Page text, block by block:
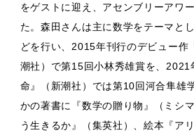
をゲストに迎え、アセンブリーアワ
た。森田さんは主に数学をテーマと
どを行い、2015年刊行のデビュー作
潮社）で第15回小林秀雄賞を、2021
命』（新潮社）では第10回河合隼雄
かの著書に『数学の贈り物』（ミシ
う生きるか』（集英社）、絵本『ア